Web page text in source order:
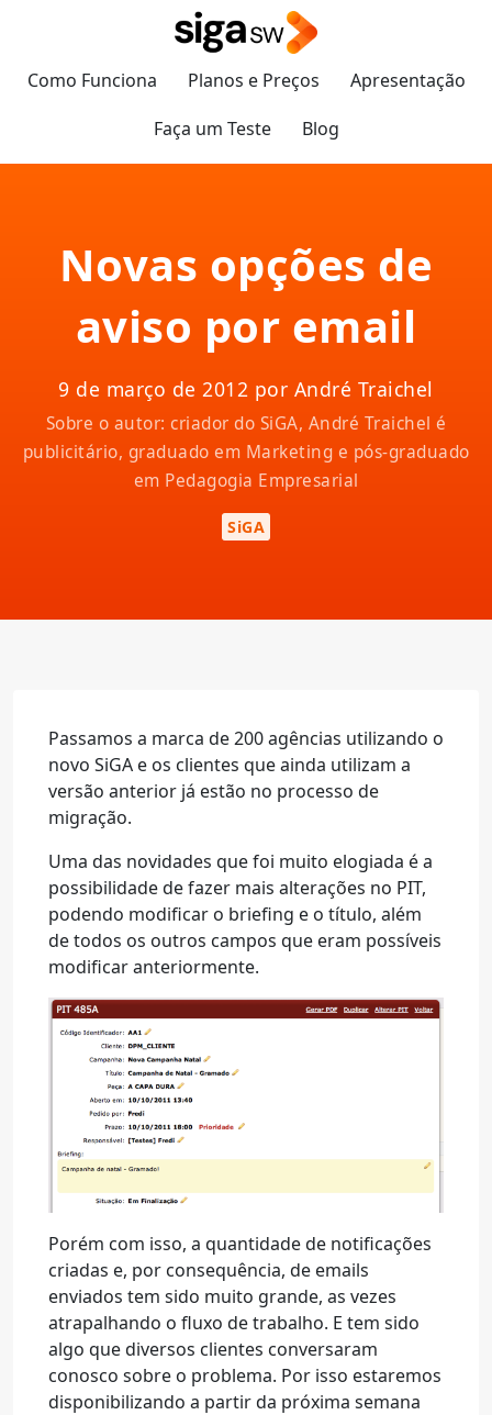
Como Funciona Planos e Preços
Apresentação
Faça um Teste
Blog
Novas opções de
aviso por email
9 de março de 2012 por André Traichel
Sobre o autor: criador do SiGA, André Traichel é
publicitário, graduado em Marketing e pós-graduado
em Pedagogia Empresarial
SiGA
Passamos a marca de 200 agências utilizando o
novo SiGA e os clientes que ainda utilizam a
versão anterior já estão no processo de
migração.
Uma das novidades que foi muito elogiada é a
possibilidade de fazer mais alterações no PIT,
podendo modificar o briefing e o título, além
de todos os outros campos que eram possíveis
modificar anteriormente.
Porém com isso, a quantidade de notificações
criadas e, por consequência, de emails
enviados tem sido muito grande, as vezes
atrapalhando o fluxo de trabalho. E tem sido
algo que diversos clientes conversaram
conosco sobre o problema. Por isso estaremos
disponibilizando a partir da próxima semana